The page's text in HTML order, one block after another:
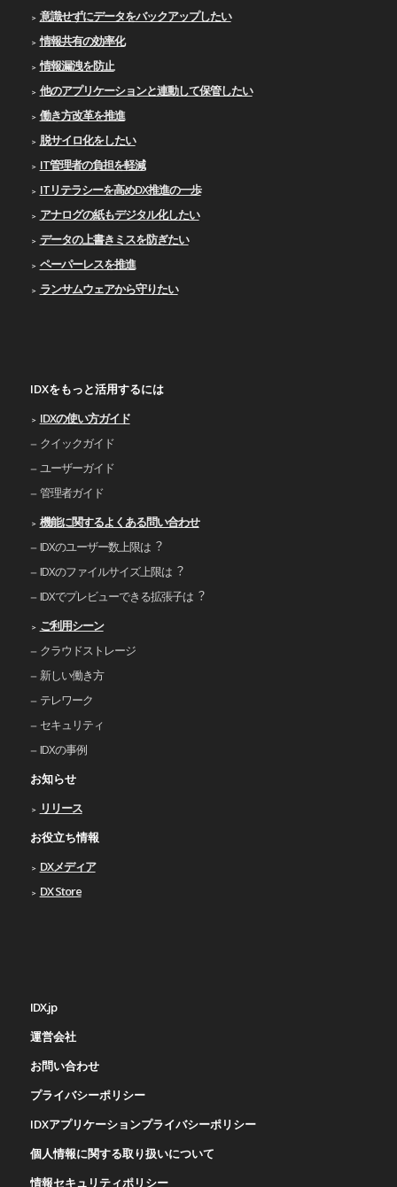
意識せずにデータをバックアップしたい
情報共有の効率化
情報漏洩を防止
他のアプリケーションと連動して保管したい
働き方改革を推進
脱サイロ化をしたい
IT管理者の負担を軽減
ITリテラシーを高めDX推進の一歩
アナログの紙もデジタル化したい
データの上書きミスを防ぎたい
ペーパーレスを推進
ランサムウェアから守りたい
IDXをもっと活用するには
IDXの使い⽅ガイド
クイックガイド
ユーザーガイド
管理者ガイド
機能に関するよくある問い合わせ
IDXのユーザー数上限は︖
IDXのファイルサイズ上限は︖
IDXでプレビューできる拡張⼦は︖
ご利⽤シーン
クラウドストレージ
新しい働き⽅
テレワーク
セキュリティ
IDXの事例
お知らせ
リリース
お役立ち情報
DXメディア
DX Store
IDX.jp
運営会社
お問い合わせ
プライバシーポリシー
IDXアプリケーションプライバシーポリシー
個人情報に関する取り扱いについて
情報セキュリティポリシー